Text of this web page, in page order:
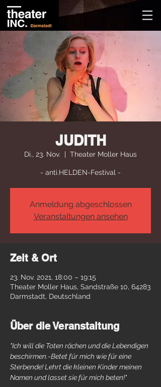
JUDITH
Di., 23. Nov.
  |
Theater Moller Haus
- anti.HELDEN-Festival -
Anmeldung abgeschlossen
Veranstaltungen ansehen
Zeit & Ort
23. Nov. 2021, 18:00 – 19:15
Theater Moller Haus, Sandstraße 10, 64283
Darmstadt, Deutschland
Über die Veranstaltung
"Ich will die Toten rächen und die Lebendigen
beschirmen.-Betet für mich wie für eine
Sterbende! Lehrt die kleinen Kinder meinen
Namen und lasset sie für mich beten!"